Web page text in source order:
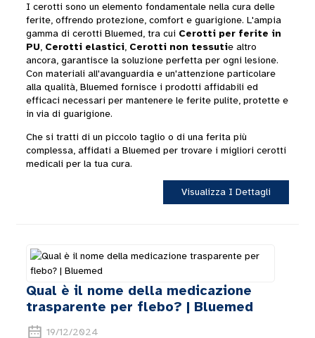
I cerotti sono un elemento fondamentale nella cura delle
ferite, offrendo protezione, comfort e guarigione. L'ampia
gamma di cerotti Bluemed, tra cui Cerotti per ferite in
PU, Cerotti elastici, Cerotti non tessutie altro
ancora, garantisce la soluzione perfetta per ogni lesione.
Con materiali all'avanguardia e un'attenzione particolare
alla qualità, Bluemed ​​fornisce i prodotti affidabili ed
efficaci necessari per mantenere le ferite pulite, protette e
in via di guarigione.
Che si tratti di un piccolo taglio o di una ferita più
complessa, affidati a Bluemed ​​per trovare i migliori cerotti
medicali per la tua cura.
Visualizza I Dettagli
Qual è il nome della medicazione
trasparente per flebo? | Bluemed
19/12/2024